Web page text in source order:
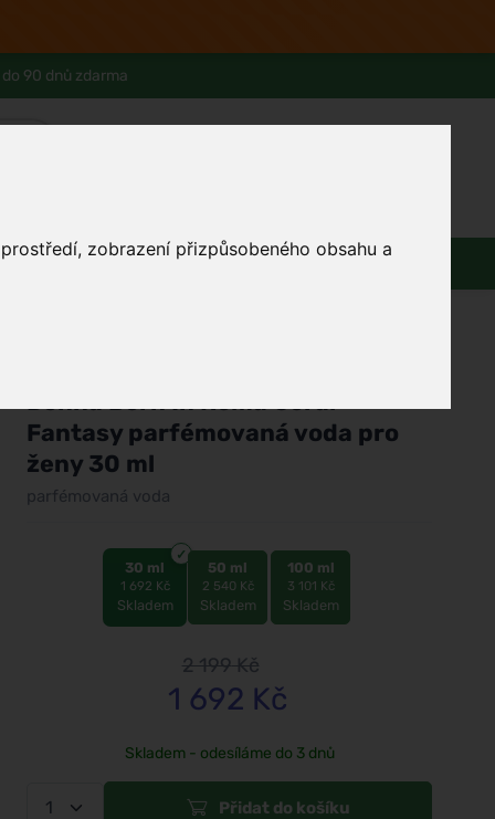
zobrazení přizpůsobeného obsahu a
90 dnů zdarma
Zdraví Domácnost Dárky
Fantasy parfémovaná voda pro
ženy 30 ml
parfémovaná voda
30 ml
1 692 Kč
Skladem
50 ml
2 540 Kč
Skladem
100 ml
3 101 Kč
Skladem
2 199Kč
1 692 Kč
Skladem - odesíláme do 3 dnů
Přidat do košíku